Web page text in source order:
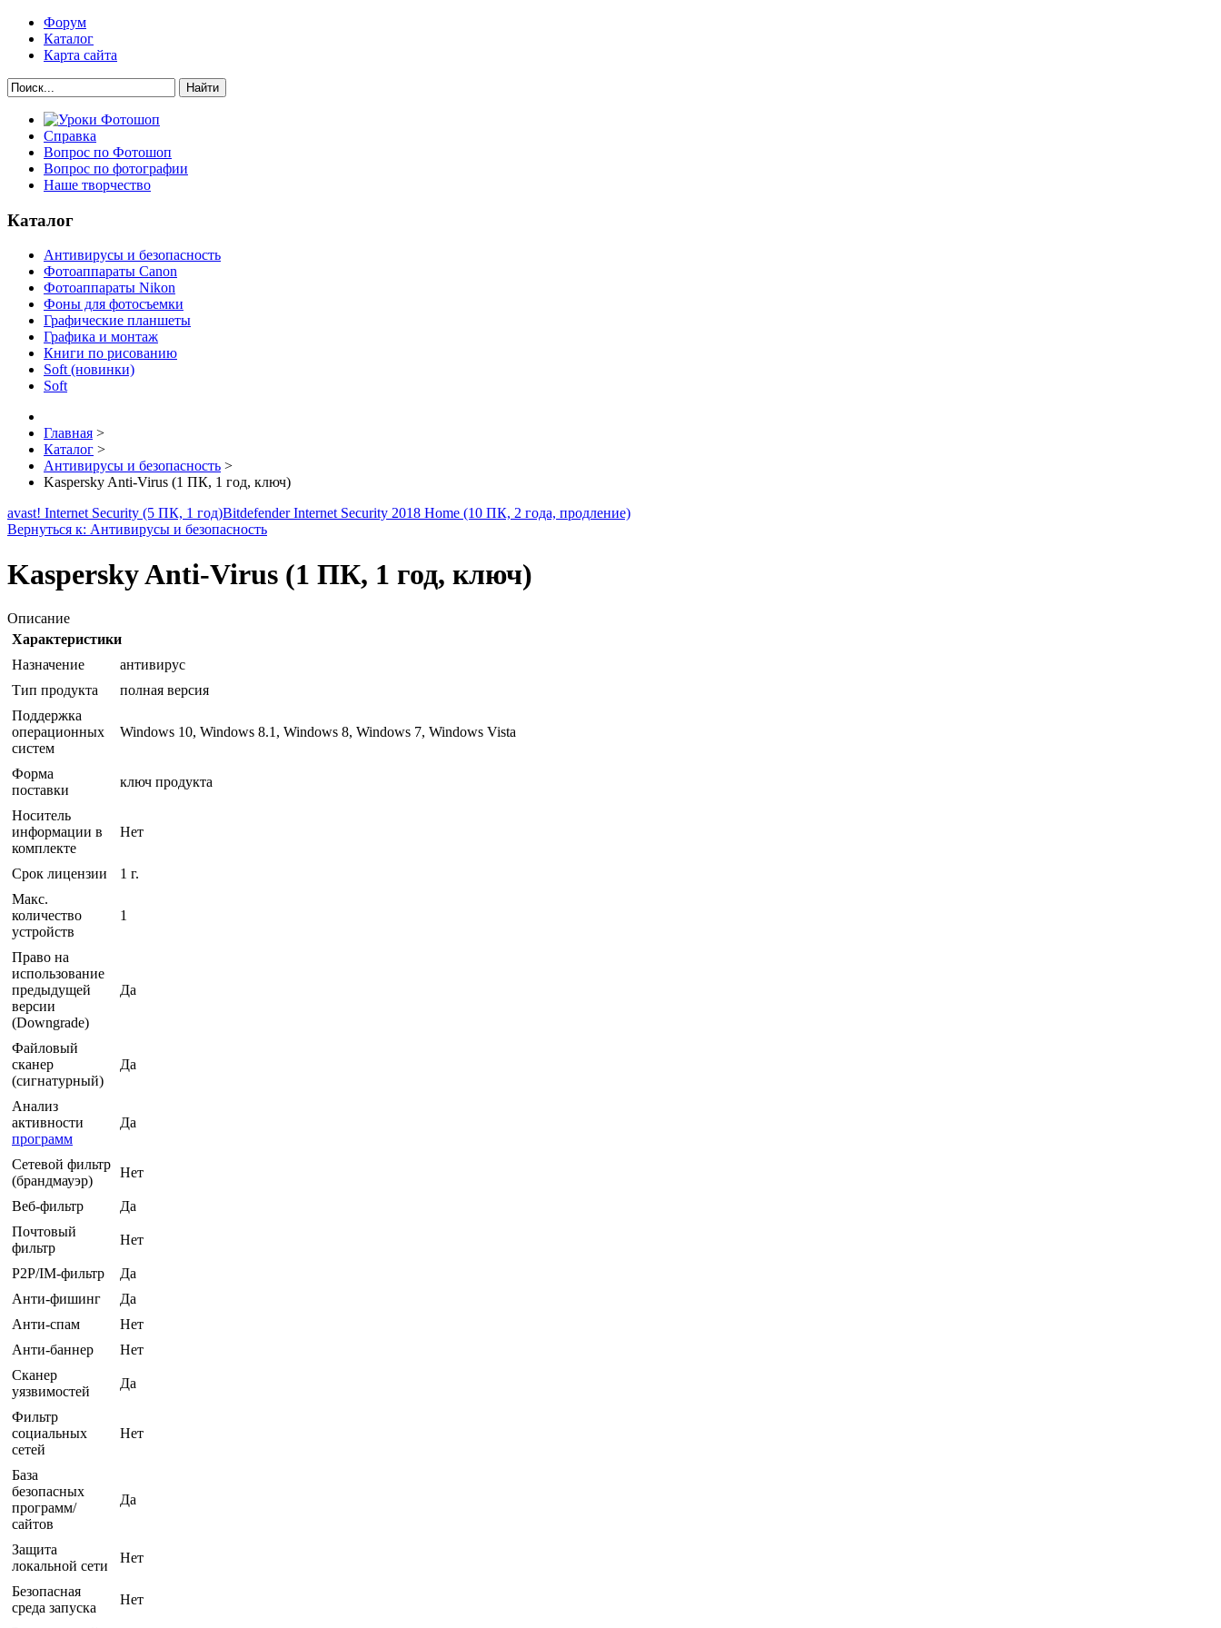
Форум
Каталог
Карта сайта
Найти
Справка
Вопрос по Фотошоп
Вопрос по фотографии
Наше творчество
Каталог
Антивирусы и безопасность
Фотоаппараты Canon
Фотоаппараты Nikon
Фоны для фотосъемки
Графические планшеты
Графика и монтаж
Книги по рисованию
Soft (новинки)
Soft
Главная >
Каталог >
Антивирусы и безопасность >
Kaspersky Anti-Virus (1 ПК, 1 год, ключ)
avast! Internet Security (5 ПК, 1 год)Bitdefender Internet Security 2018 Home (10 ПК, 2 года, продление)
Вернуться к: Антивирусы и безопасность
Kaspersky Anti-Virus (1 ПК, 1 год, ключ)
Описание
Характеристики
Назначение
антивирус
Тип продукта
полная версия
Поддержка
операционных
систем
Windows 10, Windows 8.1, Windows 8, Windows 7, Windows Vista
Форма
поставки
ключ продукта
Носитель
информации в
комплекте
Нет
Срок лицензии
1 г.
Макс.
количество
устройств
1
Право на
использование
предыдущей
версии
(Downgrade)
Да
Файловый
сканер
(сигнатурный)
Да
Анализ
активности
программ
Да
Сетевой фильтр
(брандмауэр)
Нет
Веб-фильтр
Да
Почтовый
фильтр
Нет
P2P/IM-фильтр
Да
Анти-фишинг
Да
Анти-спам
Нет
Анти-баннер
Нет
Сканер
уязвимостей
Да
Фильтр
социальных
сетей
Нет
База
безопасных
программ/
сайтов
Да
Защита
локальной сети
Нет
Безопасная
среда запуска
Нет